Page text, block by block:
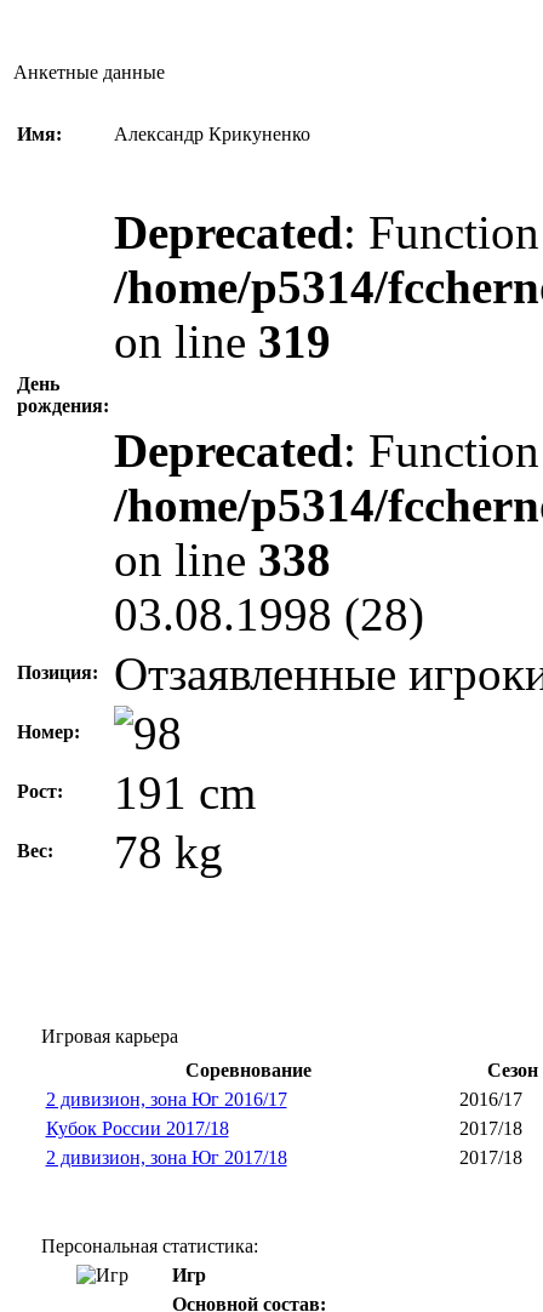
Анкетные данные
Имя: Александр Крикуненко
День
рождения:
Deprecated:
/home/p5314/
on line 319
Deprecated:
/home/p5314/
on line 338
03.08.1998 (28)
Позиция: Отзаявленные
Номер:
Рост: 191 cm
Вес: 78 kg
Игровая карьера
Соревнование
Сезон
2 дивизион, зона Юг 2016/17
2016/17
Кубок России 2017/18
2017/18
2 дивизион, зона Юг 2017/18
2017/18
Персональная статистика:
Игр
Основной состав: